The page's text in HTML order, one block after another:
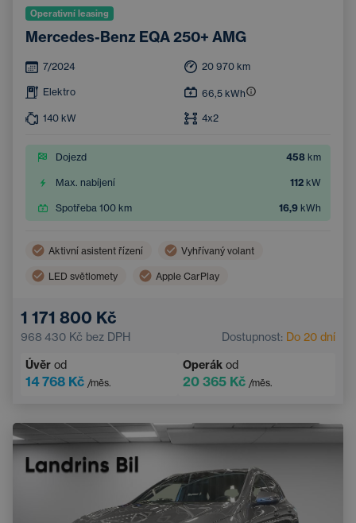
Operativní leasing
Mercedes-Benz EQA 250+ AMG
7/2024 20 970 km
Elektro 66,5 kWh
140 kW 4x2
Dojezd 458 km
Max. nabíjení 112 kW
Spotřeba 100 km 16,9 kWh
Aktivní asistent řízení Vyhřívaný volant
LED světlomety Apple CarPlay
Tažné zařízení
El. sklopná vnější zrcátka Bluetooth
1 171 800 Kč
968 430 Kč bez DPH Dostupnost: Do 20 dní
Úvěr od
14 768 Kč /měs.
Operák od
20 365 Kč /měs.